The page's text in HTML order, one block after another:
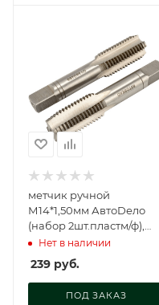
метчик ручной
М14*1,50мм АвтоDело
(набор 2шт.пластм/ф),
40801
Нет в наличии
239 руб.
ПОД ЗАКАЗ